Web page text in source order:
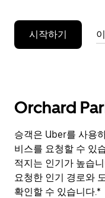
세
시작하기
Orchard
승객은 Uber를 사용
비스를 요청할 수 있
적지는 인기가 높습
요청한 인기 경로와
확인할 수 있습니다.*